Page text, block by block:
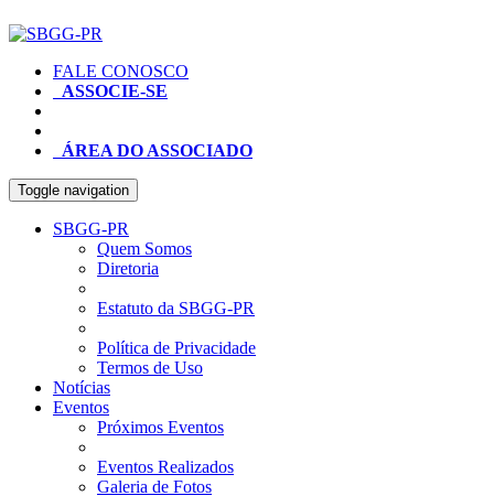
FALE CONOSCO
ASSOCIE-SE
ÁREA DO ASSOCIADO
Toggle navigation
SBGG-PR
Quem Somos
Diretoria
Estatuto da SBGG-PR
Política de Privacidade
Termos de Uso
Notícias
Eventos
Próximos Eventos
Eventos Realizados
Galeria de Fotos